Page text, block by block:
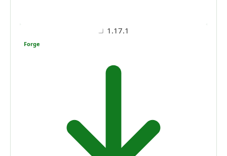
1.17.1
Forge